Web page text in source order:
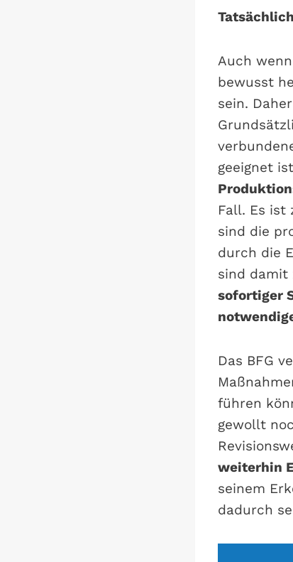
Auch
bewusst
sein.
geeignet
Fall. Es ist
sind die
durch die
sind damit
sofortiger
Das BFG
führen
gewollt
weiterhin
seinem
dadurch